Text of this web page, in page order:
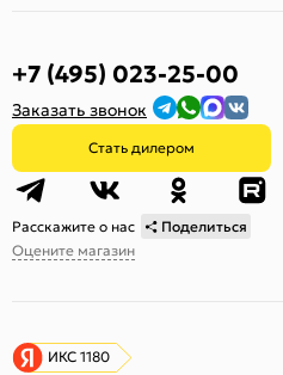
+7 (495) 023-25-00
Заказать звонок
Стать дилером
Расскажите о нас
Поделиться
Оцените магазин
ИКС 1180